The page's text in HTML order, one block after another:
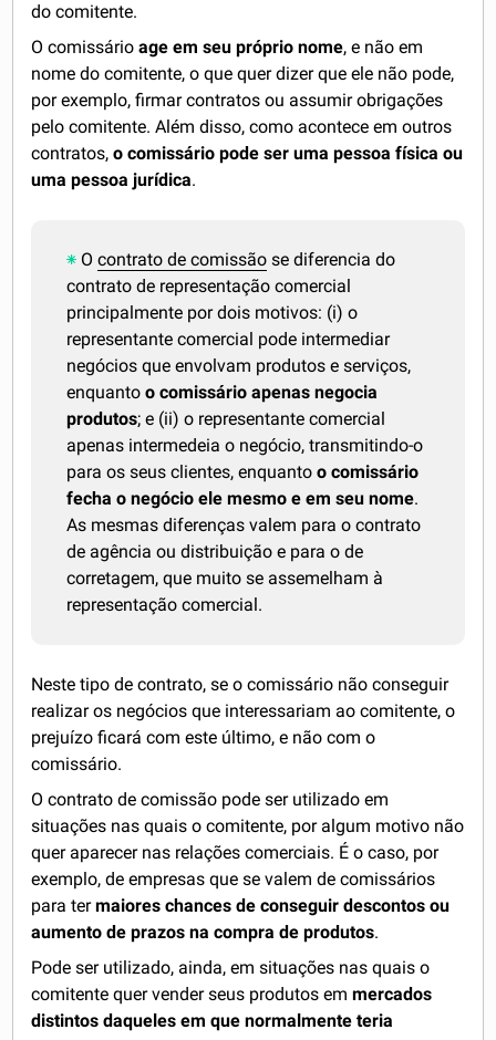
do comitente.
O comissárioage em seu próprio nome, e não em
nome do comitente, o que quer dizer que ele não pode,
por exemplo, firmar contratos ou assumir obrigações
pelo comitente. Além disso, como acontece em outros
contratos,o comissário pode ser uma pessoa física ou
uma pessoa jurídica.
Ocontrato de comissão se diferencia do
contrato de representação comercial
principalmente por dois motivos: (i) o
representante comercial pode intermediar
negócios que envolvam produtos e serviços,
enquantoo comissário apenas negocia
produtos; e (ii) o representante comercial
apenas intermedeia o negócio, transmitindo-o
para os seus clientes, enquantoo comissário
fecha o negócio ele mesmo e em seu nome.
As mesmas diferenças valem para o contrato
de agência ou distribuição e para o de
corretagem, que muito se assemelham à
representação comercial.
Neste tipo de contrato, se o comissário não conseguir
realizar os negócios que interessariam ao comitente, o
prejuízo ficará com este último, e não com o
comissário.
O contrato de comissão pode ser utilizado em
situações nas quais o comitente, por algum motivo não
quer aparecer nas relações comerciais. É o caso, por
exemplo, de empresas que se valem de comissários
para termaiores chances de conseguir descontos ou
aumento de prazos na compra de produtos.
Pode ser utilizado, ainda, em situações nas quais o
comitente quer vender seus produtos emmercados
distintos daqueles em que normalmente teria